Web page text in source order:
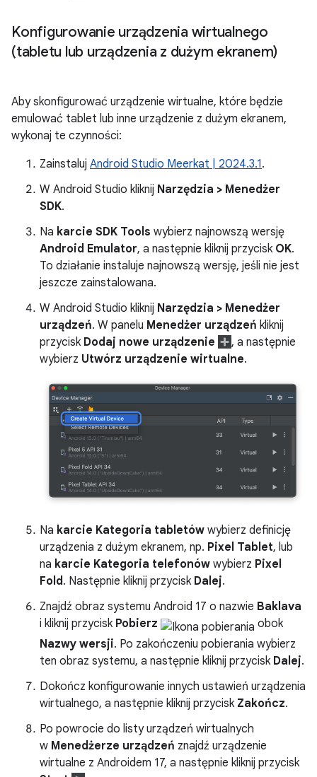
Konfigurowanie urządzenia wirtualnego
(tabletu lub urządzenia z dużym ekranem)
Aby skonfigurować urządzenie wirtualne, które będzie
emulować tablet lub inne urządzenie z dużym ekranem,
wykonaj te czynności:
Zainstaluj Android Studio Meerkat | 2024.3.1.
W Android Studio kliknij Narzędzia > Menedżer
SDK.
Na karcie SDK Tools wybierz najnowszą wersję
Android Emulator, a następnie kliknij przycisk OK.
To działanie instaluje najnowszą wersję, jeśli nie jest
jeszcze zainstalowana.
W Android Studio kliknij Narzędzia > Menedżer
urządzeń. W panelu Menedżer urządzeń kliknij
przycisk Dodaj nowe urządzenie
, a następnie
wybierz Utwórz urządzenie wirtualne.
Na karcie Kategoria tabletów wybierz definicję
urządzenia z dużym ekranem, np. Pixel Tablet, lub
na karcie Kategoria telefonów wybierz Pixel
Fold. Następnie kliknij przycisk Dalej.
Znajdź obraz systemu Android 17 o nazwie Baklava
i kliknij przycisk Pobierz
obok
Nazwy wersji. Po zakończeniu pobierania wybierz
ten obraz systemu, a następnie kliknij przycisk Dalej.
Dokończ konfigurowanie innych ustawień urządzenia
wirtualnego, a następnie kliknij przycisk Zakończ.
Po powrocie do listy urządzeń wirtualnych
w Menedżerze urządzeń znajdź urządzenie
wirtualne z Androidem 17, a następnie kliknij przycisk